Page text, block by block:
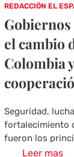
REDACCIÓN EL
el cambio
Colombia
Seguridad,
fortalecimiento
fueron los
Leer mas